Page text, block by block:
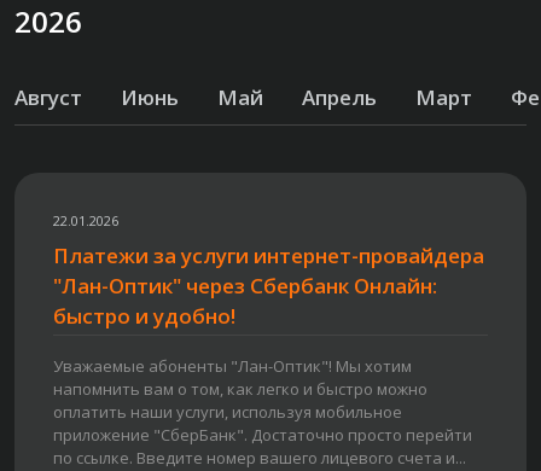
2026
Август Июнь Май Апрель Март
22.01.2026
Платежи за услуги интернет-провайдера
"Лан-Оптик" через Сбербанк Онлайн:
быстро и удобно!
Уважаемые абоненты "Лан-Оптик"! Мы хотим
напомнить вам о том, как легко и быстро можно
оплатить наши услуги, используя мобильное
приложение "СберБанк". Достаточно просто перейти
по ссылке. Введите номер вашего лицевого счета и...